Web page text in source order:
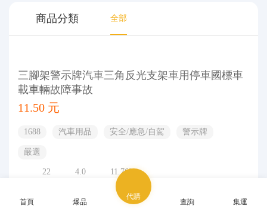
首頁 爆品
代購
查詢 集運
商品分類 全部
三腳架警示牌汽車三角反光支架車用停車國標車
載車輛故障事故
11.50 元
1688 汽車用品 安全/應急/自駕 警示牌
嚴選
22 4.0 11.76%
1688 去購買